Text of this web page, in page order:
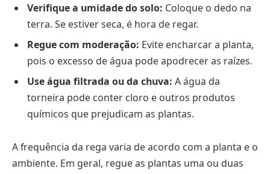
Verifique a umidade do solo: Coloque o dedo na
terra. Se estiver seca, é hora de regar.
Regue com moderação: Evite encharcar a planta,
pois o excesso de água pode apodrecer as raízes.
Use água filtrada ou da chuva: A água da
torneira pode conter cloro e outros produtos
químicos que prejudicam as plantas.
A frequência da rega varia de acordo com a planta e o
ambiente. Em geral, regue as plantas uma ou duas